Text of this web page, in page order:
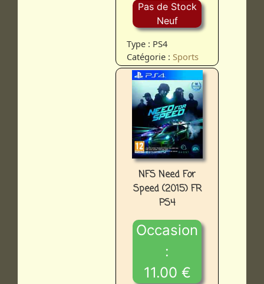
Pas de Stock
Neuf
Type : PS4
Catégorie : Sports
NFS Need For
Speed (2015) FR
PS4
Occasion
:
11.00 €